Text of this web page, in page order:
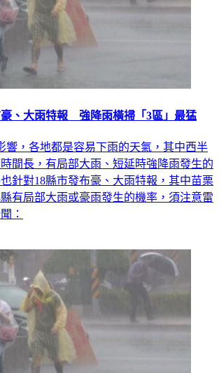
豪、大雨特報 強降雨橫掃「3區」最猛
響，各地都是容易下雨的天氣，其中西半
間長，有局部大雨、短延時強降雨發生的
針對18縣市發布豪、大雨特報，其中苗栗
有局部大雨或豪雨發生的機率，須注意雷
：